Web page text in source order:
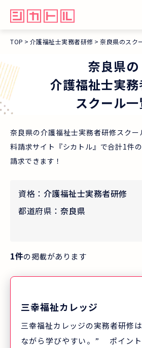
TOP 介護福祉士実務者研修 奈良県のスク
奈良県の
介護福祉士実
スクール
奈良県の介護福祉士実務者研修スク
料請求サイト『シカトル』で合計1件
請求できます！
資格： 介護福祉士実務者研修
都道府県： 奈良県
1件の掲載があります
三幸福祉カレッジ
三幸福祉カレッジの実務者研修
ながら学びやすい。” ポイン